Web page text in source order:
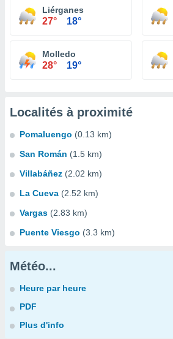
Liérganes
27° 18°
Molledo
28° 19°
Localités à proximité
Pomaluengo (0.13 km)
San Román (1.5 km)
Villabáñez (2.02 km)
La Cueva (2.52 km)
Vargas (2.83 km)
Puente Viesgo (3.3 km)
Météo...
Heure par heure
PDF
Plus d'info